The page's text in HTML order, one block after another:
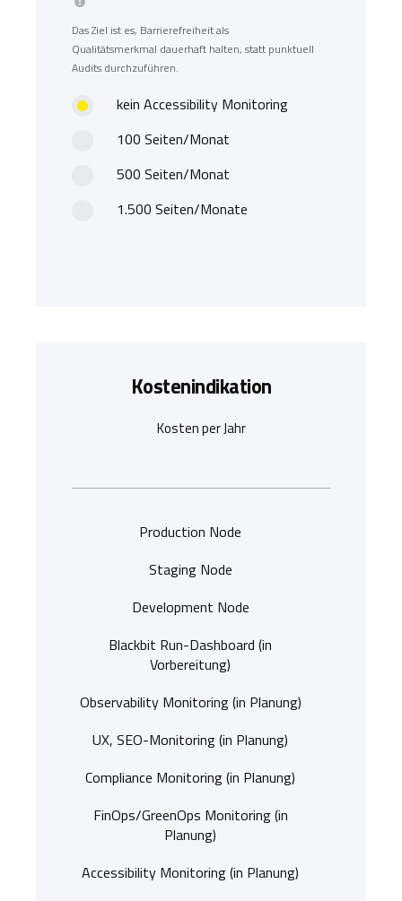
Das Ziel ist es, Barrierefreiheit als
Qualitätsmerkmal dauerhaft halten, statt punktuell
Audits durchzuführen.
kein Accessibility Monitoring
100 Seiten/Monat
500 Seiten/Monat
1.500 Seiten/Monate
Kostenindikation
Kosten per Jahr
Production Node
Staging Node
Development Node
Blackbit Run-Dashboard (in
Vorbereitung)
Observability Monitoring (in Planung)
UX, SEO-Monitoring (in Planung)
Compliance Monitoring (in Planung)
FinOps/GreenOps Monitoring (in
Planung)
Accessibility Monitoring (in Planung)